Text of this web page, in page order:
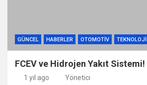
GÜNCEL HABERLER OTOMOTIV TEKNOLOJI
FCEV ve Hidrojen Yakıt Sistemi!
1 yıl ago Yönetici